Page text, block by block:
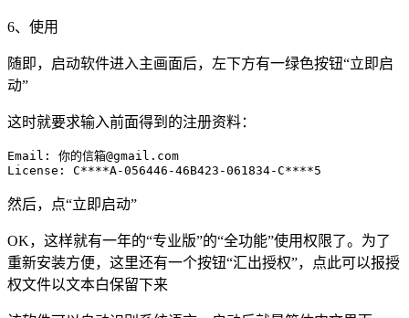
6、使用
随即，启动软件进入主画面后，左下方有一绿色按钮“立即启
动”
这时就要求输入前面得到的注册资料：
Email: 你的信箱@gmail.com
License: C****A-056446-46B423-061834-C****5
然后，点“立即启动”
OK，这样就有一年的“专业版”的“全功能”使用权限了。为了
重新安装方便，这里还有一个按钮“汇出授权”，点此可以报授
权文件以文本白保留下来